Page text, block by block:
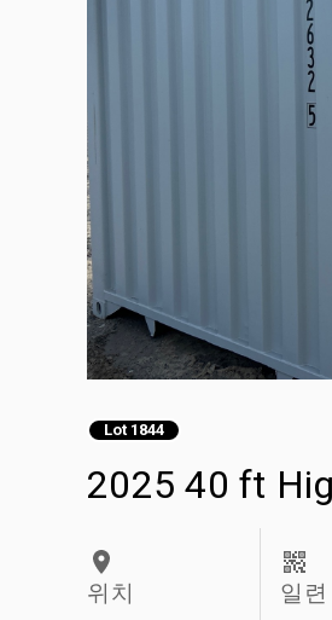
Lot 1844
2025 40 ft
위치 일